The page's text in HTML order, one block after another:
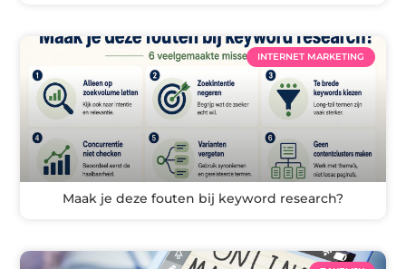
INTERNET MARKETING
Maak je deze fouten bij keyword research?